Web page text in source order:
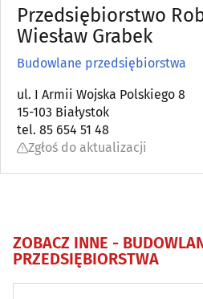
Antyki(5)
Architektura, architektura wnętrz
Biura projektów(84)
Blacharstwo i dekarstwo
Brukarstwo, bruk (26)
Przedsiębiorstwo
Wiesław Grabek
Budowlane przedsiębiorstwa
ul. I Armii Wojska Polskiego 8
15-103 Białystok
tel. 85 654 51 48
Zgłoś do aktualizacji
ZOBACZ INNE -
PRZEDSIĘBIORSTWA